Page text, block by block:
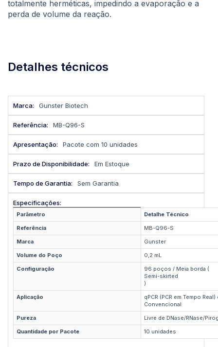
totalmente herméticas, impedindo a evaporação e a
perda de volume da reação.
Detalhes técnicos
Gunster Biotech
MB-Q96-S
Pacote com 10 unidades
Em Estoque
Sem Garantia
Parâmetro
Detalhe Técnico
Referência
MB-Q96-S
Marca
Gunster
Volume do Poço
0,2 mL
Configuração
96 poços / Meia borda (
Semi-skirted
)
Aplicação
qPCR (PCR em Tempo Real)
Convencional
Pureza
Livre de DNase/RNase/
Quantidade por Pacote
10 unidades